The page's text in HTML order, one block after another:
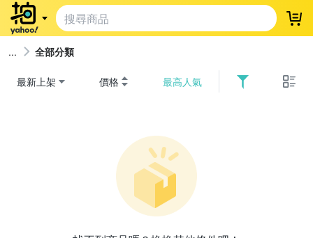
登
全部分類
最新上架 價格 最高人氣